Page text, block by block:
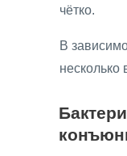
чётко.
В
несколько